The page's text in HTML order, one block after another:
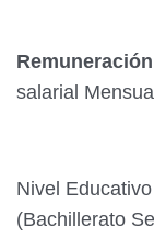
salarial
Nivel
(Bachillerato